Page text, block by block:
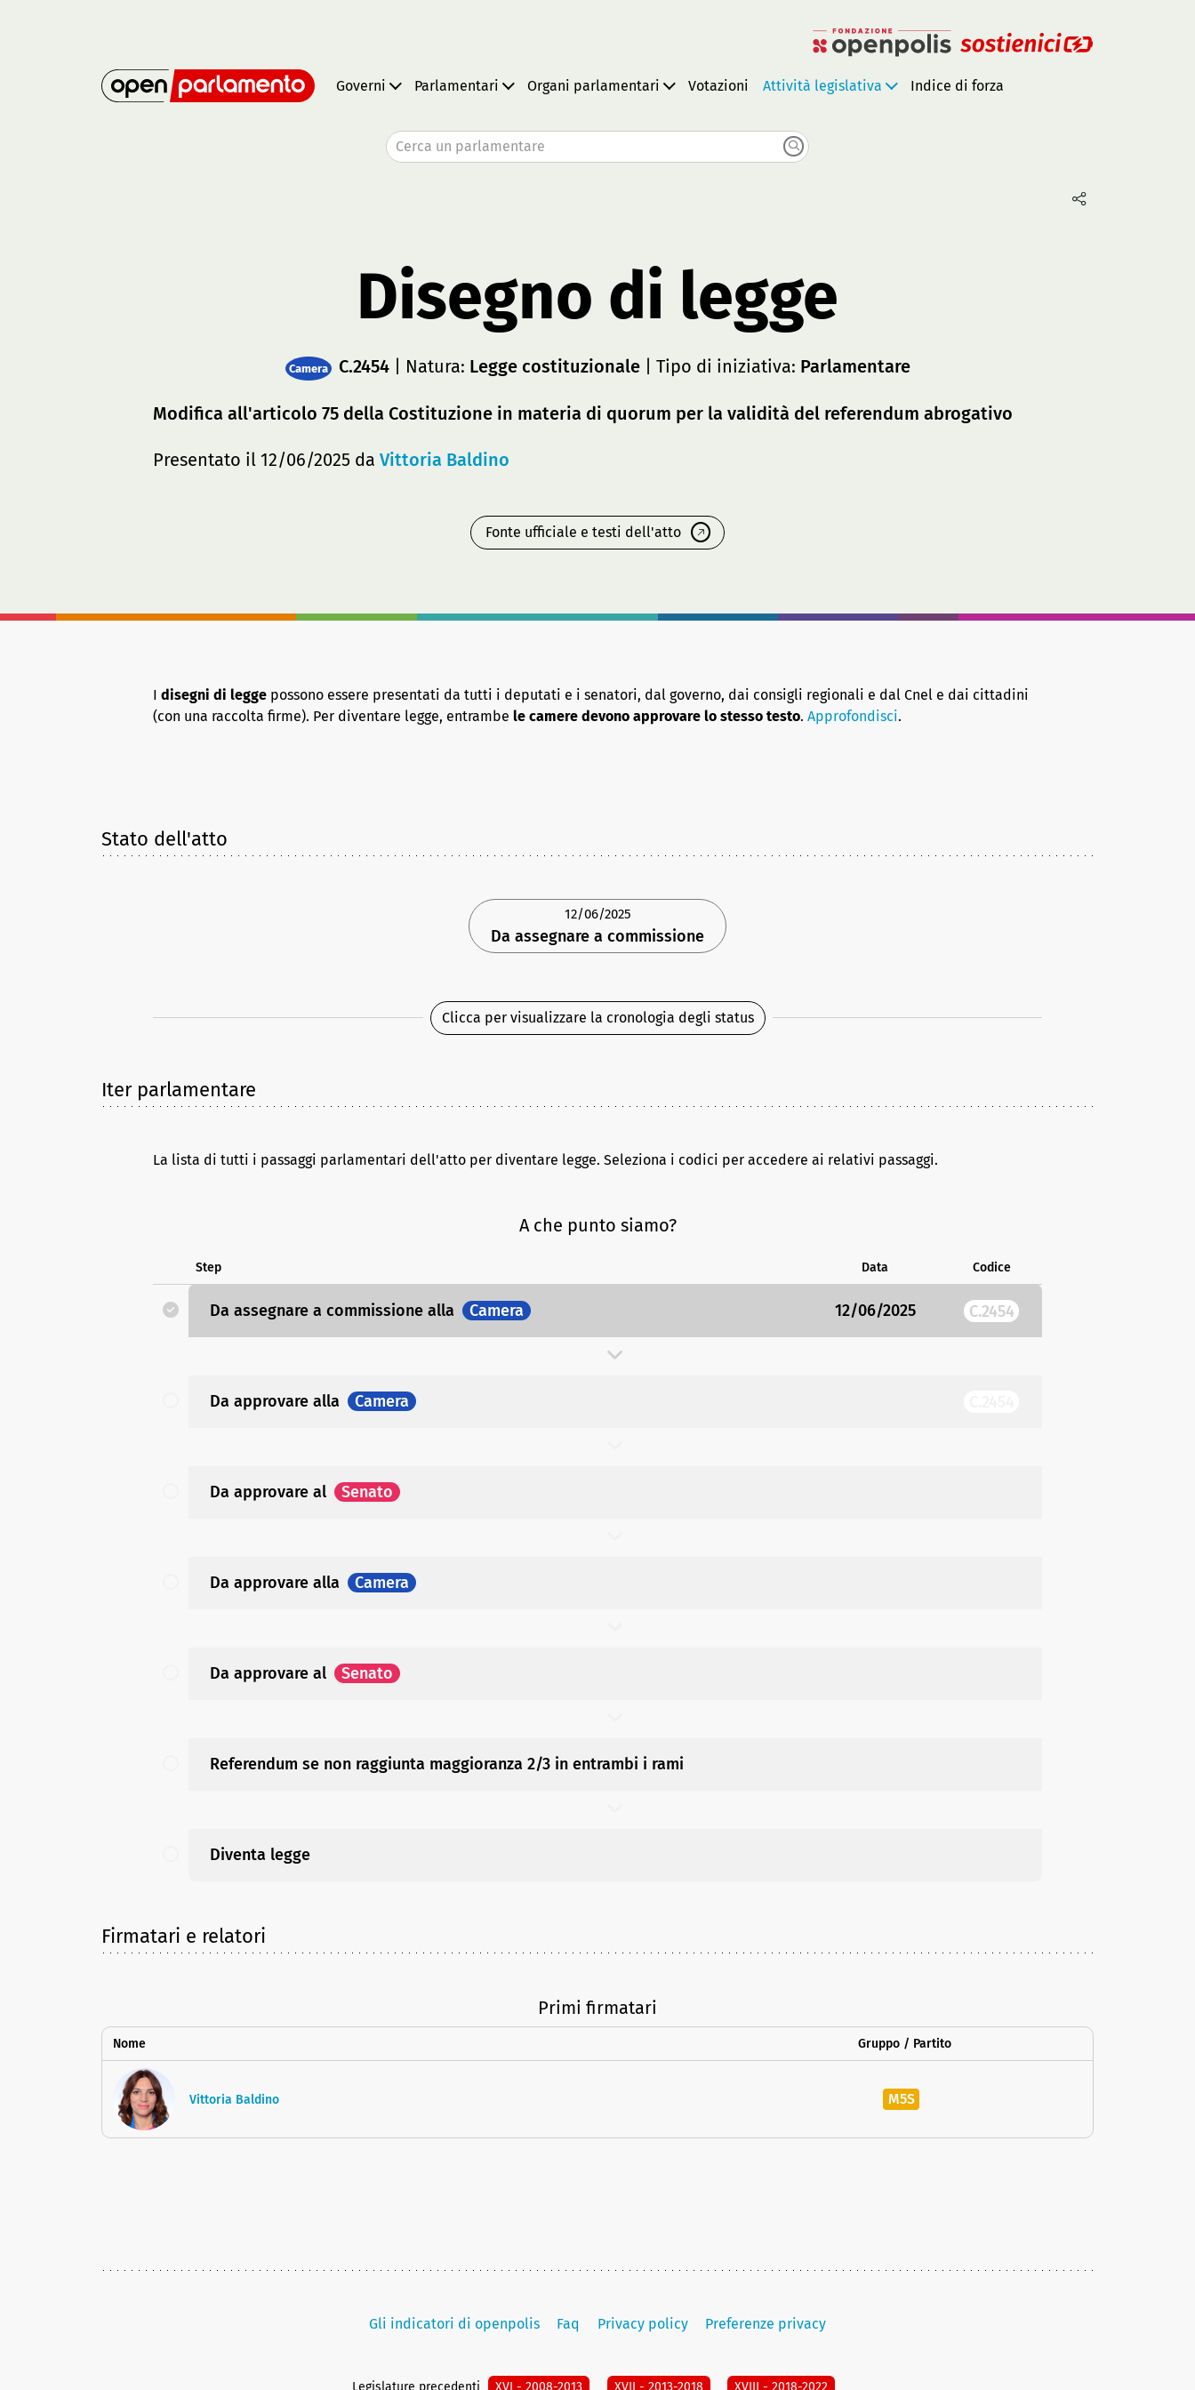
Governi Parlamentari Organi parlamentari Votazioni Attività legislativa Indice di forza
Cerca un parlamentare
Disegno di legge
Camera C.2454| Natura: Legge costituzionale| Tipo di iniziativa: Parlamentare
Modifica all'articolo 75 della Costituzione in materia di quorum per la validità del referendum abrogativo
Presentato il 12/06/2025 da Vittoria Baldino
Fonte ufficiale e testi dell'atto
I disegni di legge possono essere presentati da tutti i deputati e i senatori, dal governo, dai consigli regionali e dal Cnel e dai cittadini
(con una raccolta firme). Per diventare legge, entrambe le camere devono approvare lo stesso testo. Approfondisci.
Stato dell'atto
12/06/2025
Da assegnare a commissione
Clicca per visualizzare la cronologia degli status
Iter parlamentare
La lista di tutti i passaggi parlamentari dell'atto per diventare legge. Seleziona i codici per accedere ai relativi passaggi.
A che punto siamo?
Step Data Codice
Da assegnare a commissione alla Camera 12/06/2025 C.2454
Da approvare alla Camera
Da approvare al Senato
Da approvare alla Camera
Da approvare al Senato
Referendum se non raggiunta maggioranza 2/3 in entrambi i rami
Diventa legge
Firmatari e relatori
Primi firmatari
Nome Gruppo / Partito
Vittoria Baldino M5S
Gli indicatori di openpolis Faq Privacy policy Preferenze privacy